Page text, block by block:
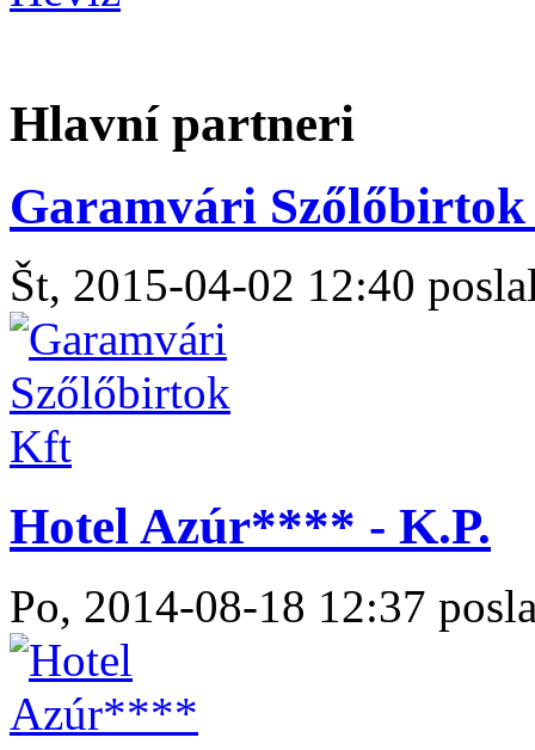
Hlavní partneri
Garamvári
Št, 2015-04-02 12:40
Hotel Azúr**** - K.P.
Po, 2014-08-18 12:37